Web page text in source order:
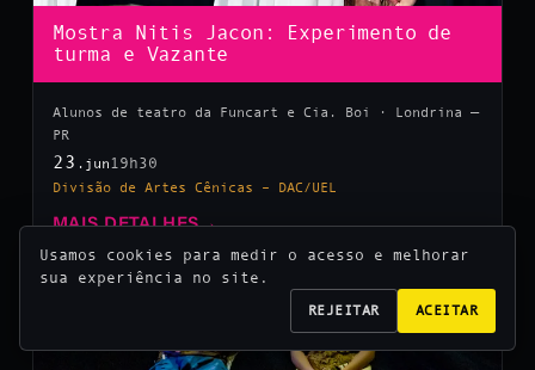
Mostra Nitis Jacon: Experimento de
turma e Vazante
Alunos de teatro da Funcart e Cia. Boi · Londrina —
PR
23 .jun 19h30
Divisão de Artes Cênicas – DAC/UEL
MAIS DETALHES→
Usamos cookies para medir o acesso e melhorar
sua experiência no site.
REJEITAR ACEITAR